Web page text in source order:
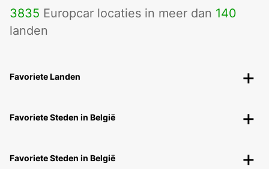
3835 Europcar locaties in meer dan 140
landen
Favoriete Landen
Favoriete Steden in België
Favoriete Steden in België